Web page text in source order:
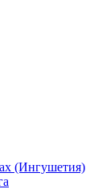
(Ингушетия)